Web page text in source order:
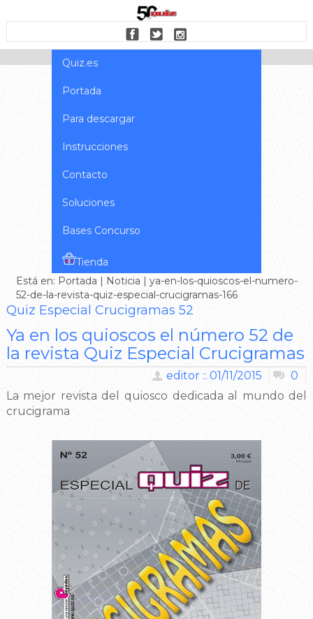
Quiz.es
Portada
Para descargar
Instrucciones
Contacto
Soluciones
Bases Concurso
Tienda
Está en: Portada | Noticia | ya-en-los-quioscos-el-numero-
52-de-la-revista-quiz-especial-crucigramas-166
Quiz Especial Crucigramas 52
Ya en los quioscos el número 52 de
la revista Quiz Especial Crucigramas
0
editor :: 01/11/2015
La mejor revista del quiosco dedicada al mundo del
crucigrama